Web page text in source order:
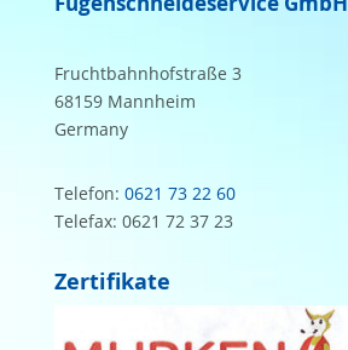
Fruchtbahnhofstraße 3
68159 Mannheim
Germany
Telefon: 0621 73 22 60
Telefax: 0621 72 37 23
Zertifikate